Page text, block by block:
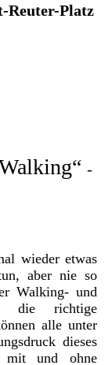
Reuter-Platz
-
wieder etwas
aber nie so
Walking- und
die richtige
alle unter
dieses
mit und ohne